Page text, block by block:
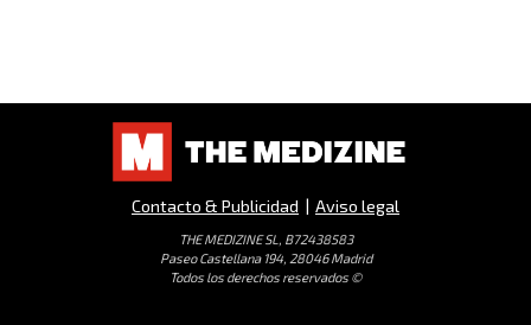
Contacto & Publicidad | Aviso legal
THE MEDIZINE SL, B72438583
Paseo Castellana 194, 28046 Madrid
Todos los derechos reservados ©